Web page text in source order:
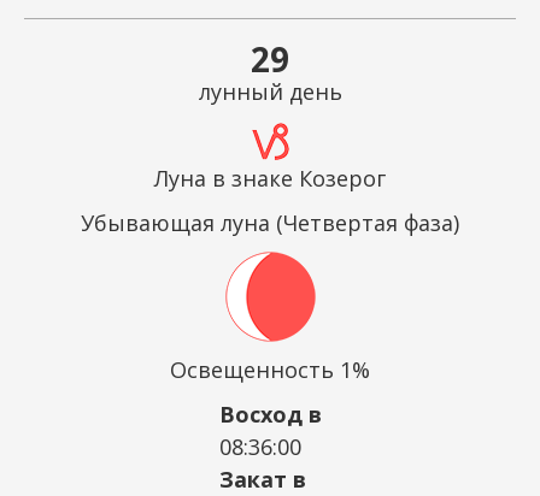
29
лунный день
Луна в знаке Козерог
Убывающая луна (Четвертая фаза)
Освещенность 1%
Восход в
08:36:00
Закат в